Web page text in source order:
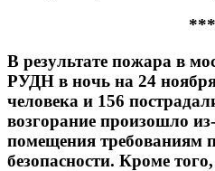
***
В результате пожара в
РУДН в ночь на 24
человека и 156
возгорание произошло из-
помещения требованиям
безопасности. Кроме